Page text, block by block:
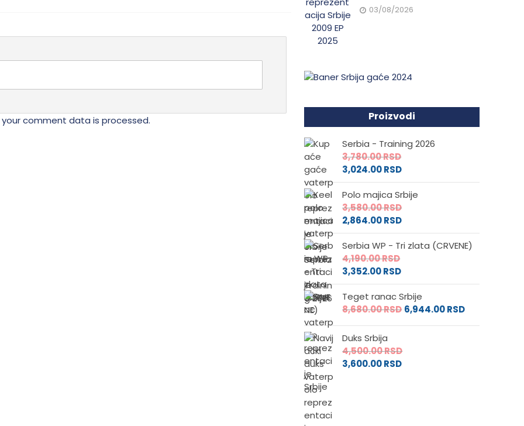
your comment data is processed.
03/08/2026
Proizvodi
Serbia - Training 2026
3,780.00RSD
3,024.00RSD
Polo majica Srbije
3,580.00RSD
2,864.00RSD
Serbia WP - Tri zlata (CRVENE)
4,190.00RSD
3,352.00RSD
Teget ranac Srbije
8,680.00RSD 6,944.00RSD
Duks Srbija
4,500.00RSD
3,600.00RSD